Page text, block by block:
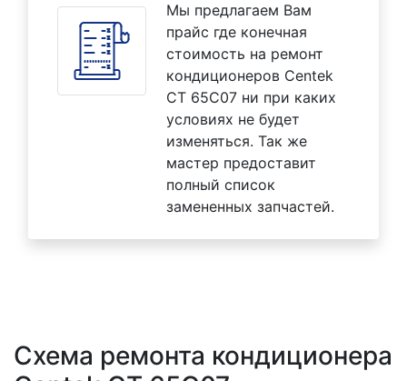
Мы предлагаем Вам
прайс где конечная
стоимость на ремонт
кондиционеров Centek
CT 65C07 ни при каких
условиях не будет
изменяться. Так же
мастер предоставит
полный список
замененных запчастей.
Схема ремонта кондиционера